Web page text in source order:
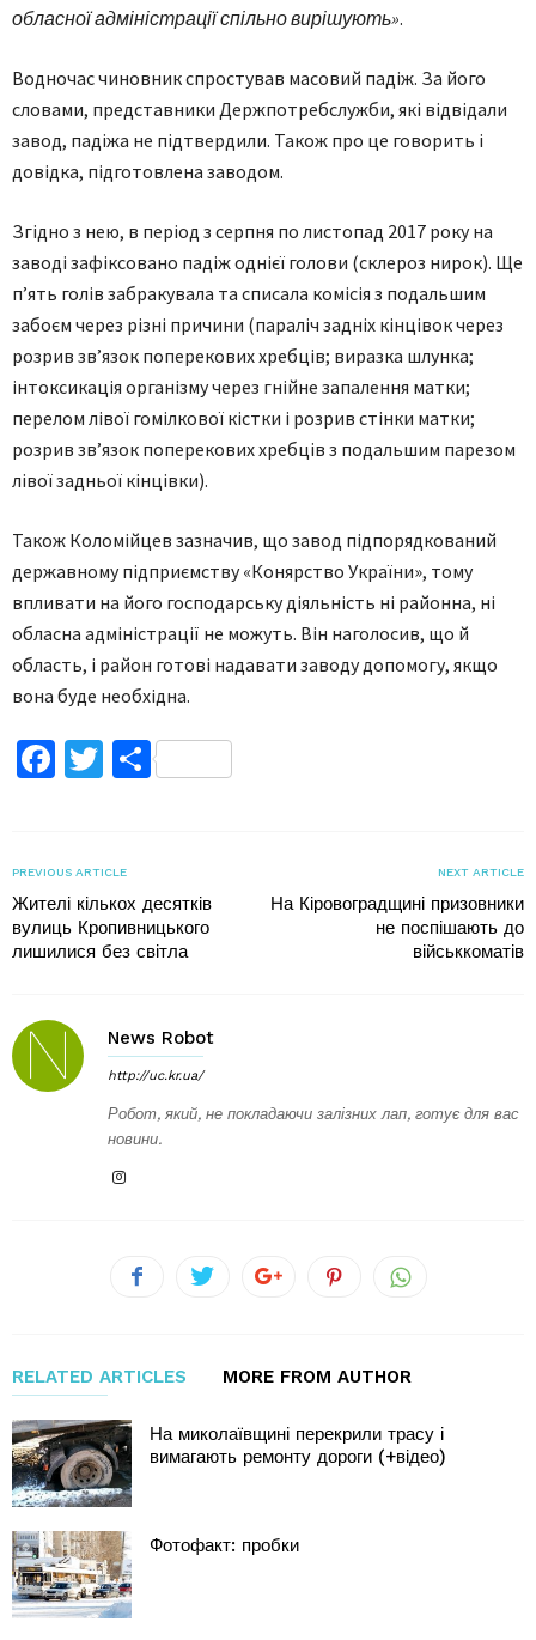
обласної адміністрації спільно вирішують».
Водночас чиновник спростував масовий падіж. За його
словами, представники Держпотребслужби, які відвідали
завод, падіжа не підтвердили. Також про це говорить і
довідка, підготовлена заводом.
Згідно з нею, в період з серпня по листопад 2017 року на
заводі зафіксовано падіж однієї голови (склероз нирок). Ще
п’ять голів забракувала та списала комісія з подальшим
забоєм через різні причини (параліч задніх кінцівок через
розрив зв’язок поперекових хребців; виразка шлунка;
інтоксикація організму через гнійне запалення матки;
перелом лівої гомілкової кістки і розрив стінки матки;
розрив зв’язок поперекових хребців з подальшим парезом
лівої задньої кінцівки).
Також Коломійцев зазначив, що завод підпорядкований
державному підприємству «Конярство України», тому
впливати на його господарську діяльність ні районна, ні
обласна адміністрації не можуть. Він наголосив, що й
область, і район готові надавати заводу допомогу, якщо
вона буде необхідна.
Facebook
TwitterПоділитися
PREVIOUS ARTICLE
Жителі кількох десятків
вулиць Кропивницького
лишилися без світла
NEXT ARTICLE
На Кіровоградщині призовники
не поспішають до
військкоматів
News Robot
http://uc.kr.ua/
Робот, який, не покладаючи залізних лап, готує для вас
новини.
RELATED ARTICLES MORE FROM AUTHOR
На миколаївщині перекрили трасу і
вимагають ремонту дороги (+відео)
Фотофакт: пробки